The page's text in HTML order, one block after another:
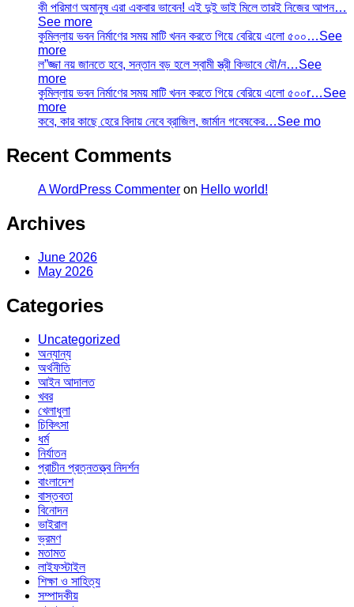
কী পরিমাণ অমানুষ এরা একবার ভাবেন! এই দুই ভাই মিলে তারই নিজের আপন…
See more
কুমিল্লায় ভবন নির্মাণের সময় মাটি খনন করতে গিয়ে বেরিয়ে এলো ৫০০…See
more
ল”জ্জা নয় জানতে হবে, সন্তান বড় হলে স্বামী স্ত্রী কিভাবে যৌ/ন…See
more
কুমিল্লায় ভবন নির্মাণের সময় মাটি খনন করতে গিয়ে বেরিয়ে এলো ৫০০r…See
more
কবে, কার কাছে হেরে বিদায় নেবে ব্রাজিল, জার্মান গবেষকের…See mo
Recent Comments
A WordPress Commenter on Hello world!
Archives
June 2026
May 2026
Categories
Uncategorized
অন্যান্য
অর্থনীতি
আইন আদালত
খবর
খেলাধুলা
চিকিৎসা
ধর্ম
নির্যাতন
প্রাচীন প্রত্নতত্ত্ব নিদর্শন
বাংলাদেশ
বাস্তবতা
বিনোদন
ভাইরাল
ভ্রমণ
মতামত
লাইফস্টাইল
শিক্ষা ও সাহিত্য
সম্পাদকীয়